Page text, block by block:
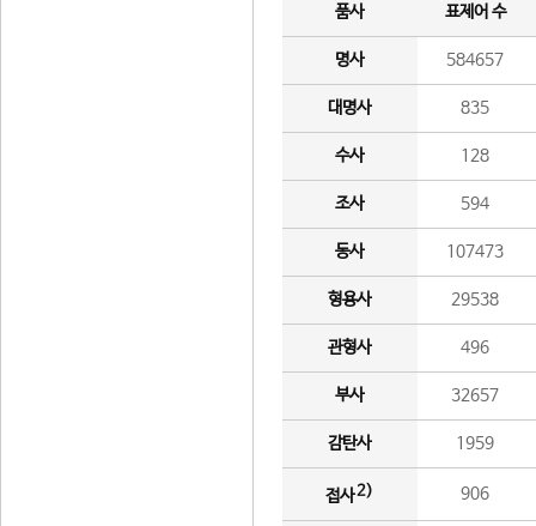
품사 표제어 수
명사 584657
대명사 835
수사 128
조사 594
동사 107473
형용사 29538
관형사 496
부사 32657
감탄사 1959
접사2) 906